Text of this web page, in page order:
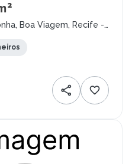
Boa Viagem, Recife -